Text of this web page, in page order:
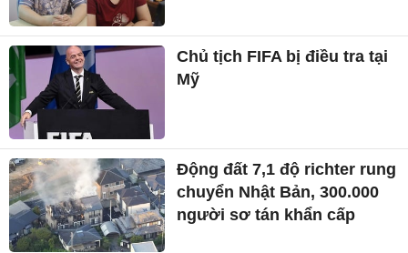
Chủ tịch FIFA bị điều tra tại
Mỹ
Động đất 7,1 độ richter rung
chuyển Nhật Bản, 300.000
người sơ tán khẩn cấp